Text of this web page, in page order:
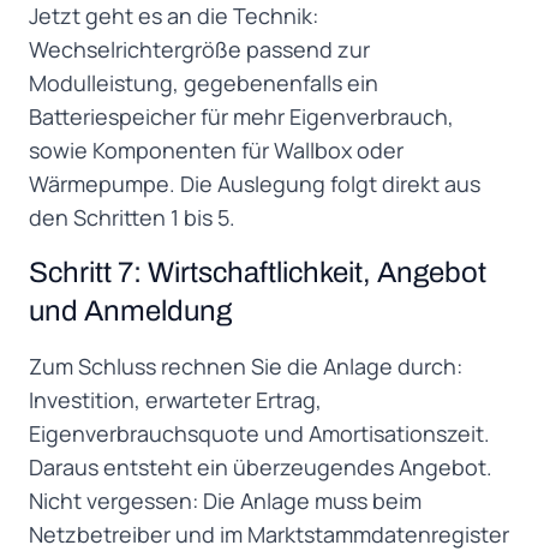
Jetzt geht es an die Technik:
Wechselrichtergröße passend zur
Modulleistung, gegebenenfalls ein
Batteriespeicher für mehr Eigenverbrauch,
sowie Komponenten für Wallbox oder
Wärmepumpe. Die Auslegung folgt direkt aus
den Schritten 1 bis 5.
Schritt 7: Wirtschaftlichkeit, Angebot
und Anmeldung
Zum Schluss rechnen Sie die Anlage durch:
Investition, erwarteter Ertrag,
Eigenverbrauchsquote und Amortisationszeit.
Daraus entsteht ein überzeugendes Angebot.
Nicht vergessen: Die Anlage muss beim
Netzbetreiber und im Marktstammdatenregister